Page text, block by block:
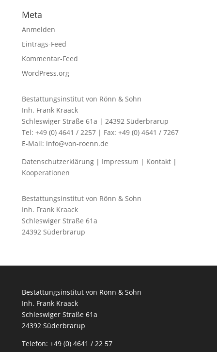
Meta
Anmelden
Eintrags-Feed
Kommentar-Feed
WordPress.org
Bestattungsinstitut von Rönn & Sohn
Inh. Frank Kraack
Schleswiger Straße 61a | 24392 Süderbrarup
Tel: +49 (0) 4641 / 2257 | Fax: +49 (0) 4641 / 7267
E-Mail: info@von-roenn.de
Datenschutzerklärung| Impressum | Kontakt|
Kooperationen
Bestattungsinstitut von Rönn & Sohn
Inh. Frank Kraack
Schleswiger Straße 61a
24392 Süderbrarup
Bestattungsinstitut von Rönn & Sohn
Inh. Frank Kraack
Schleswiger Straße 61a
24392 Süderbrarup
Telefon: +49 (0) 4641 / 22 57